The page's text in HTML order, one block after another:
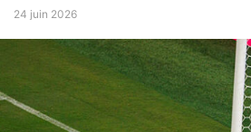
24 juin 2026